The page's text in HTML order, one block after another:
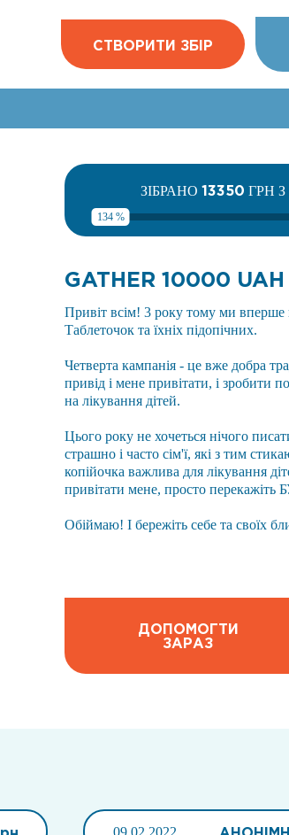
СТВОРИТИ ЗБІР
ЗІБРАНО 13350 ГРН
134 %
GATHER 10000
Привіт всім! 3 року тому ми вперше
Таблеточок та їхніх підопічних.
Четверта кампанія - це вже добра
привід і мене привітати, і зробити
на лікування дітей.
Цього року не хочеться нічого
страшно і часто сім'ї, які з тим
копійочка важлива для лікування
привітати мене, просто перекажіть
Обіймаю! І бережіть себе та своїх
ДОПОМОГТИ
ЗАРАЗ
09.02.2022